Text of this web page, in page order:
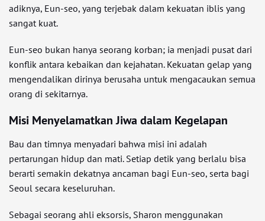
adiknya, Eun-seo, yang terjebak dalam kekuatan iblis yang
sangat kuat.
Eun-seo bukan hanya seorang korban; ia menjadi pusat dari
konflik antara kebaikan dan kejahatan. Kekuatan gelap yang
mengendalikan dirinya berusaha untuk mengacaukan semua
orang di sekitarnya.
Misi Menyelamatkan Jiwa dalam Kegelapan
Bau dan timnya menyadari bahwa misi ini adalah
pertarungan hidup dan mati. Setiap detik yang berlalu bisa
berarti semakin dekatnya ancaman bagi Eun-seo, serta bagi
Seoul secara keseluruhan.
Sebagai seorang ahli eksorsis, Sharon menggunakan